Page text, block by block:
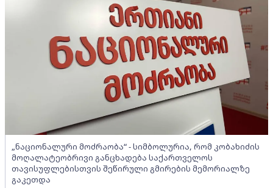
„ნაციონალური მოძრაობა“ - სიმბოლურია, რომ კობახიძის
მოღალატეობრივი განცხადება საქართველოს
თავისუფლებისთვის შეწირული გმირების მემორიალზე
გაკეთდა